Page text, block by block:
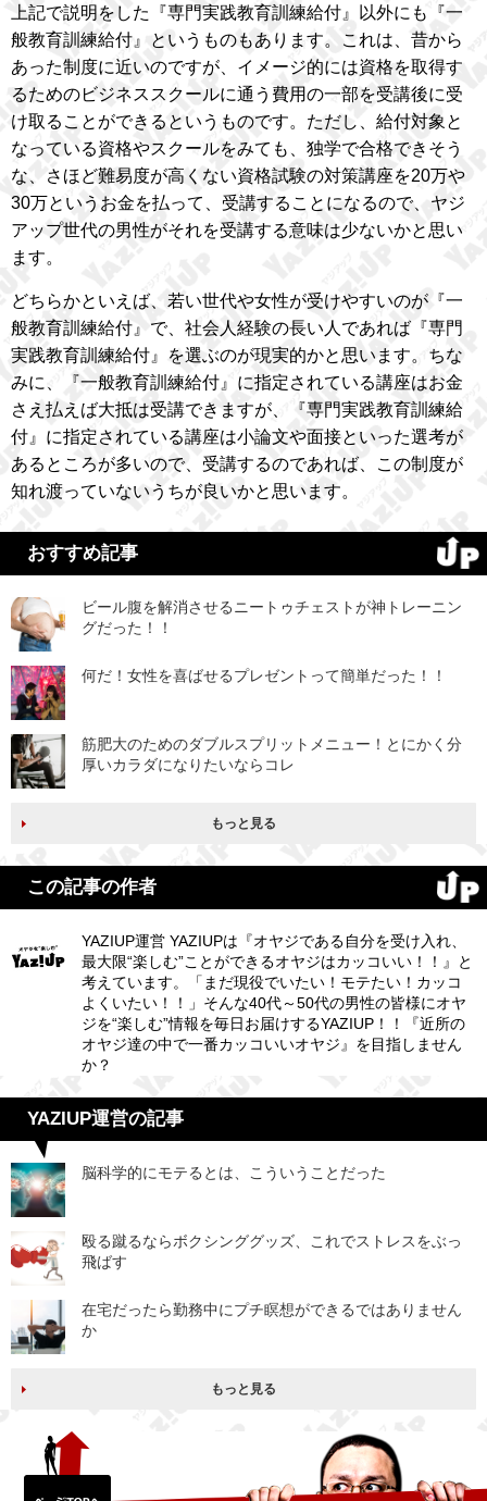
上記で説明をした『専門実践教育訓練給付』以外にも『一
般教育訓練給付』というものもあります。これは、昔から
あった制度に近いのですが、イメージ的には資格を取得す
るためのビジネススクールに通う費用の一部を受講後に受
け取ることができるというものです。ただし、給付対象と
なっている資格やスクールをみても、独学で合格できそう
な、さほど難易度が高くない資格試験の対策講座を20万や
30万というお金を払って、受講することになるので、ヤジ
アップ世代の男性がそれを受講する意味は少ないかと思い
ます。
どちらかといえば、若い世代や女性が受けやすいのが『一
般教育訓練給付』で、社会人経験の長い人であれば『専門
実践教育訓練給付』を選ぶのが現実的かと思います。ちな
みに、『一般教育訓練給付』に指定されている講座はお金
さえ払えば大抵は受講できますが、『専門実践教育訓練給
付』に指定されている講座は小論文や面接といった選考が
あるところが多いので、受講するのであれば、この制度が
知れ渡っていないうちが良いかと思います。
おすすめ記事
ビール腹を解消させるニートゥチェストが神トレーニン
グだった！！
何だ！女性を喜ばせるプレゼントって簡単だった！！
筋肥大のためのダブルスプリットメニュー！とにかく分
厚いカラダになりたいならコレ
もっと見る
この記事の作者
YAZIUP運営 YAZIUPは『オヤジである自分を受け入れ、
最大限“楽しむ”ことができるオヤジはカッコいい！！』と
考えています。「まだ現役でいたい！モテたい！カッコ
よくいたい！！」そんな40代～50代の男性の皆様にオヤ
ジを“楽しむ”情報を毎日お届けするYAZIUP！！『近所の
オヤジ達の中で一番カッコいいオヤジ』を目指しません
か？
YAZIUP運営の記事
脳科学的にモテるとは、こういうことだった
殴る蹴るならボクシンググッズ、これでストレスをぶっ
飛ばす
在宅だったら勤務中にプチ瞑想ができるではありません
か
もっと見る